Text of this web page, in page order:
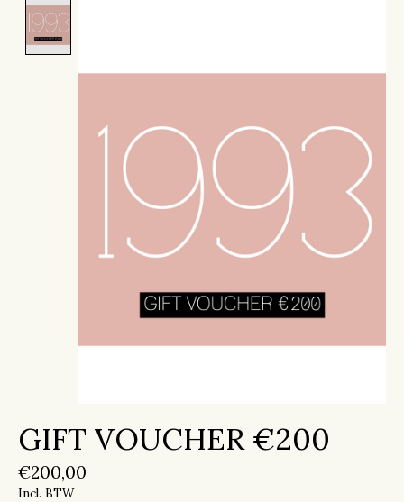
GIFT VOUCHER €200
€200,00
Incl. BTW